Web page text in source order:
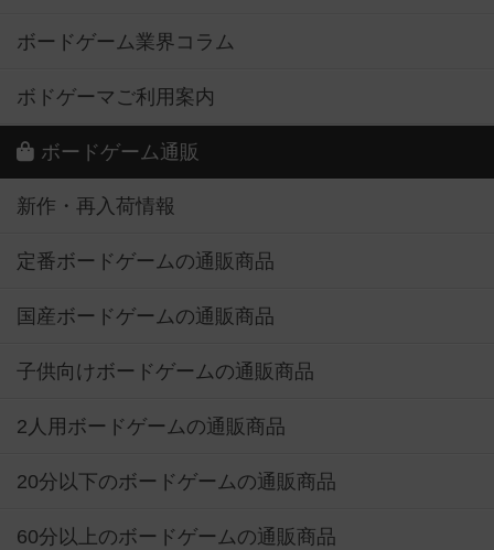
ボードゲーム業界コラム
ボドゲーマご利用案内
ボードゲーム通販
新作・再入荷情報
定番ボードゲームの通販商品
国産ボードゲームの通販商品
子供向けボードゲームの通販商品
2人用ボードゲームの通販商品
20分以下のボードゲームの通販商品
60分以上のボードゲームの通販商品